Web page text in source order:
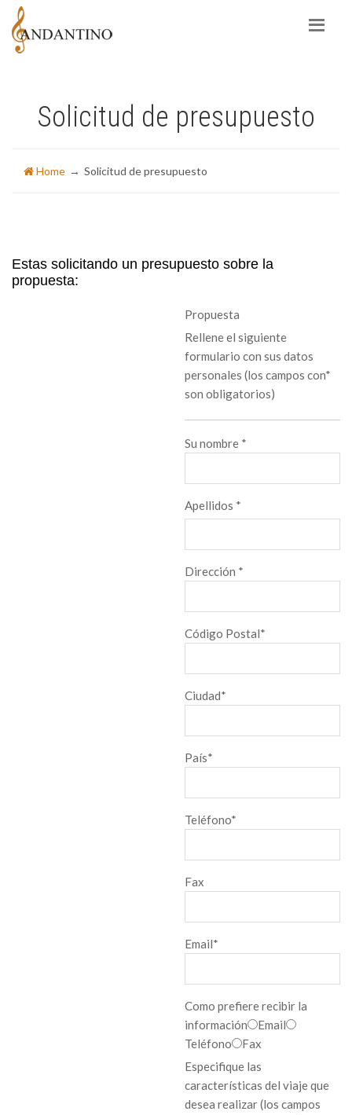
Solicitud de presupuesto
Home Solicitud de presupuesto
Estas solicitando un presupuesto sobre la
propuesta:
Propuesta
Rellene el siguiente
formulario con sus datos
personales (los campos con*
son obligatorios)
Su nombre *
Apellidos *
Dirección *
Código Postal*
Ciudad*
País*
Teléfono*
Fax
Email*
Como prefiere recibir la
información
Email
Teléfono
Fax
Especifique las
características del viaje que
desea realizar (los campos